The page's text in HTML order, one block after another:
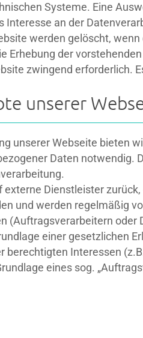
Systeme. Eine
Interesse an der
werden gelöscht,
der
zwingend erforderlich.
unserer
unserer Webseite bieten
Daten
Dienstleister
und werden regelmäßig
(Auftragsverarbeitern
einer gesetzlichen
Interessen
eines sog.